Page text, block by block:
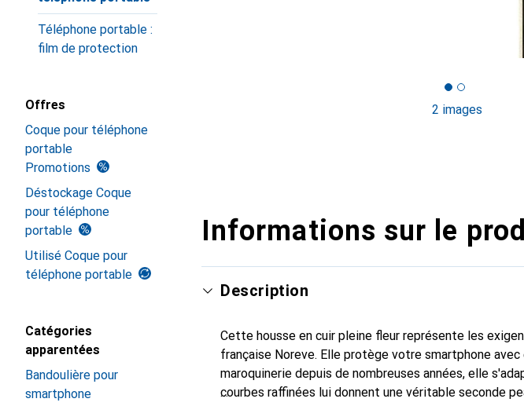
Téléphone portable :
film de protection
Offres
Coque pour téléphone
portable
Promotions
Déstockage Coque
pour téléphone
portable
Utilisé Coque pour
téléphone portable
Catégories
apparentées
Bandoulière pour
smartphone
2 images
Informations sur le
Description
Cette housse en cuir pleine fleur représente les
française Noreve. Elle protège votre smartphone
maroquinerie depuis de nombreuses années, elle
courbes raffinées lui donnent une véritable seconde